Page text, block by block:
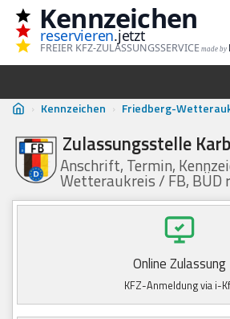
Zum
Inhalt
Kennzeichen
reservieren.jetzt
FREIER KFZ-ZULASSUNGSSERVICE made by
› Kennzeichen › Friedberg-
Zulassungsstelle
Anschrift, Termin,
Wetteraukreis / FB, BÜD
Online Zulassung
KFZ-Anmeldung via i-